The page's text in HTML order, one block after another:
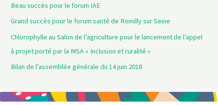
Beau succès pour le forum IAE
​Grand succès pour le forum santé de Romilly sur Seine
Chlorophylle au Salon de l’agriculture pour le lancement de l’appel
à projet porté par la MSA « Inclusion et ruralité »
Bilan de l’assemblée générale du 14 juin 2018